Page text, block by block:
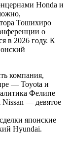
Honda и
Тошихиро
о
в 2026 году. К
компания,
— Toyota и
Фелипе
Nissan — девятое
японские
Hyundai.